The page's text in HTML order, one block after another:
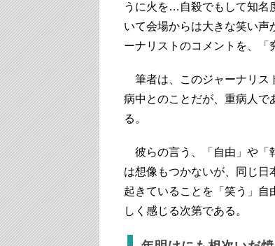
うに火を…自殺でもして知名
いて会場からは大きな笑い声
ーナリストのコメントを、「
筆者は、このジャーナリス
病中とのことだが、重病人で
る。
彼らの言う、「自由」や「
は想像もつかないが、同じ
起きていることを「笑う」
しく感じる次第である。